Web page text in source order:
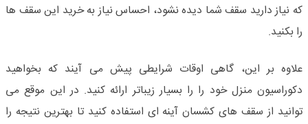
که نیاز دارید سقف شما دیده نشود، احساس نیاز به خرید این سقف ها
را بکنید.
علاوه بر این، گاهی اوقات شرایطی پیش می آیند که بخواهید
دکوراسیون منزل خود را را بسیار زیباتر ارائه کنید. در این موقع می
توانید از سقف های کشسان آینه ای استفاده کنید تا بهترین نتیجه را